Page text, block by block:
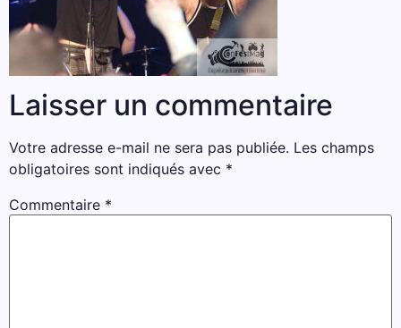
Laisser un commentaire
Votre adresse e-mail ne sera pas publiée. Les champs
obligatoires sont indiqués avec *
Commentaire *